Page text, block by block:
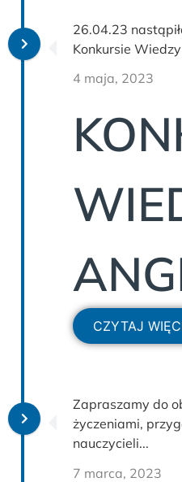
26.04.23
Konkursie
CZYTAJ
4 maja, 2023
Zapraszamy do
życzeniami,
nauczycieli...
7 marca, 2023